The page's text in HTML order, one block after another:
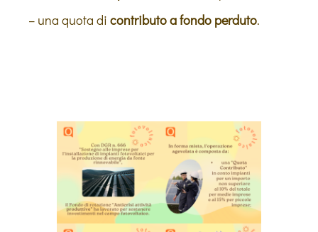
– una quota di contributo a fondo perduto.